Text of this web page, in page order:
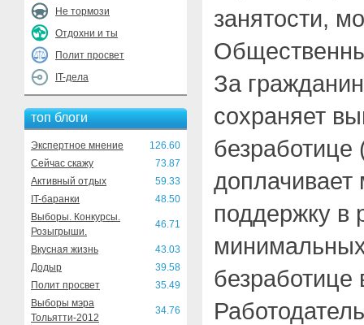
Не тормози
Отдохни и ты
Полит просвет
IT-дела
топ блоги
Экспертное мнение
126.60
Сейчас скажу
73.87
Активный отдых
59.33
IT-баранки
48.50
Выборы. Конкурсы.
Розыгрыши.
46.71
Вкусная жизнь
43.03
Додыр
39.58
Полит просвет
35.49
Выборы мэра
Тольятти-2012
34.76
занятости,
За
сохраняет
безработице
поддержку в